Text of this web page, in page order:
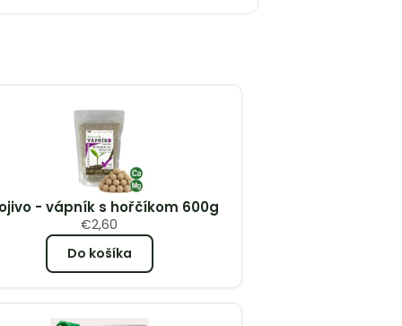
- vápník s hořčíkom 600g
€2,60
Do košíka